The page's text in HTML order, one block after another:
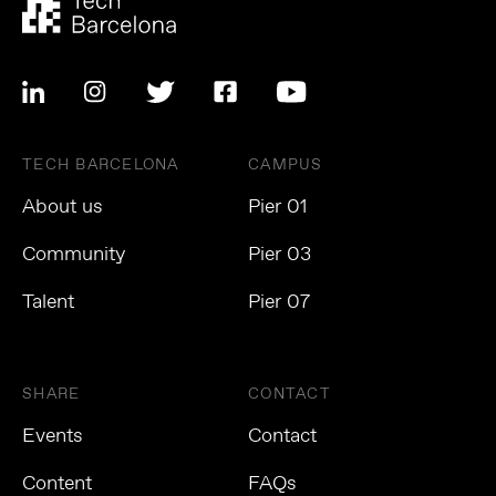
TECH BARCELONA
About us
Community
Talent
CAMPUS
Pier 01
Pier 03
Pier 07
SHARE
Events
Content
CONTACT
Contact
FAQs